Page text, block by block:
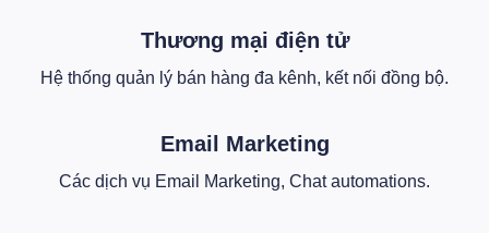
Thương mại điện tử
Hệ thống quản lý bán hàng đa kênh, kết nối đồng bộ.
Email Marketing
Các dịch vụ Email Marketing, Chat automations.